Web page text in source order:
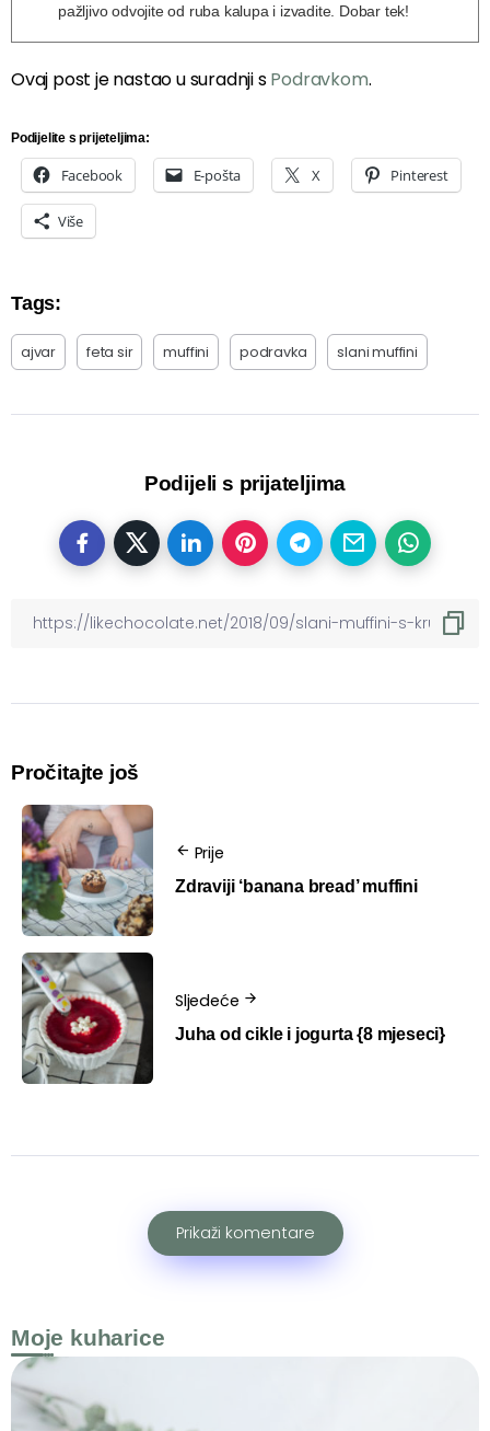
pažljivo odvojite od ruba kalupa i izvadite. Dobar tek!
Ovaj post je nastao u suradnji sPodravkom.
Podijelite s prijeteljima:
Facebook E-pošta X Pinterest
Više
Tags:
ajvar feta sir muffini podravka slani muffini
Podijeli s prijateljima
Pročitajte još
Prije
Zdraviji ‘banana bread’ muffini
Sljedeće
Juha od cikle i jogurta {8 mjeseci}
Prikaži komentare
Moje kuharice